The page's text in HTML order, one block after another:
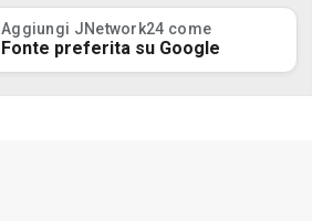
Aggiungi JNetwork24 come
Fonte preferita su Google